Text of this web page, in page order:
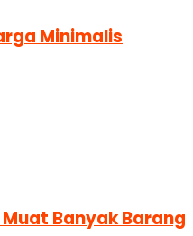
Minimalis
Banyak Barang